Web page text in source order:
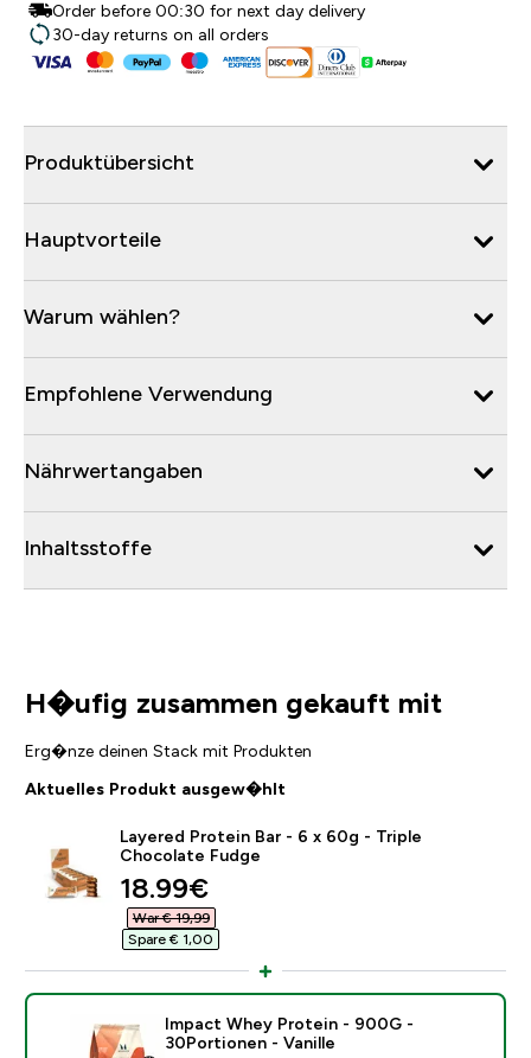
Order before 00:30 for next day delivery
30-day returns on all orders
Produktübersicht
Hauptvorteile
Warum wählen?
Empfohlene Verwendung
Nährwertangaben
Inhaltsstoffe
H�ufig zusammen gekauft mit
Erg�nze deinen Stack mit Produkten
Aktuelles Produkt ausgew�hlt
Layered Protein Bar - 6 x 60g - Triple
Chocolate Fudge
discounted price
18.99€‎
War € 19,99‎
Spare € 1,00‎
Impact Whey Protein - 900G -
30Portionen - Vanille